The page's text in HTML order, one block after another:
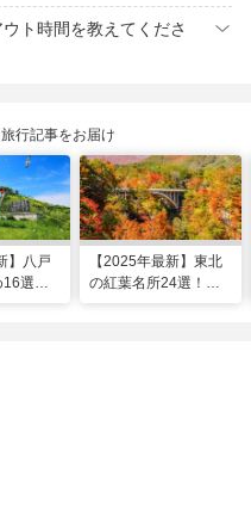
ト時間を教えてくださ
行記事をお届け
】八戸
16選！
【2025年最新】東北
の紅葉名所24選！見